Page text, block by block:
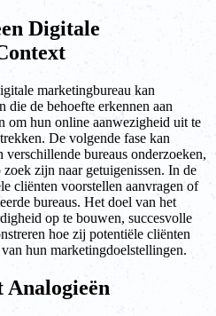
Digitale
marketingbureau kan
die de behoefte erkennen aan
om hun online aanwezigheid uit te
De volgende fase kan
bureaus onderzoeken,
zijn naar getuigenissen. In de
cliënten voorstellen aanvragen of
bureaus. Het doel van het
op te bouwen, succesvolle
hoe zij potentiële cliënten
hun marketingdoelstellingen.
Analogieën